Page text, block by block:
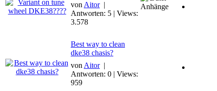
von Aitor |
Antworten: 5 | Views:
3.578
Best way to clean
dke38 chasis?
von Aitor |
Antworten: 0 | Views:
959